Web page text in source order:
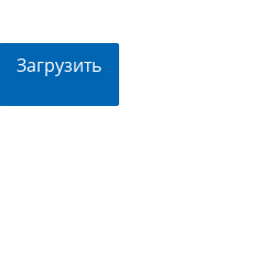
Загрузить